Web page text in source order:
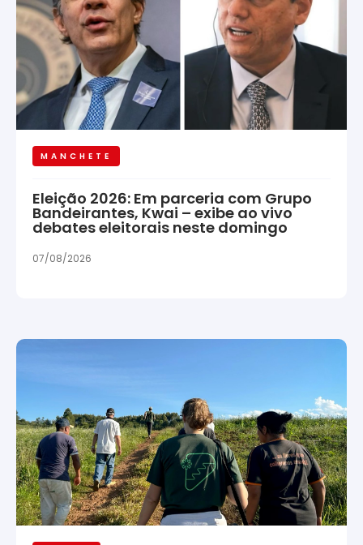
MANCHETE
Eleição 2026: Em parceria com Grupo
Bandeirantes, Kwai – exibe ao vivo
debates eleitorais neste domingo
07/08/2026